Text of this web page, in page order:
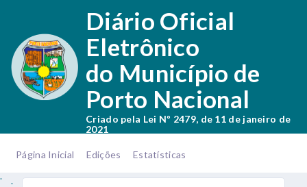
Diário Oficial
Eletrônico
do Município de
Porto Nacional
Criado pela Lei Nº 2479, de 11 de janeiro de
2021
Página Inicial
Edições
Estatísticas
.
.